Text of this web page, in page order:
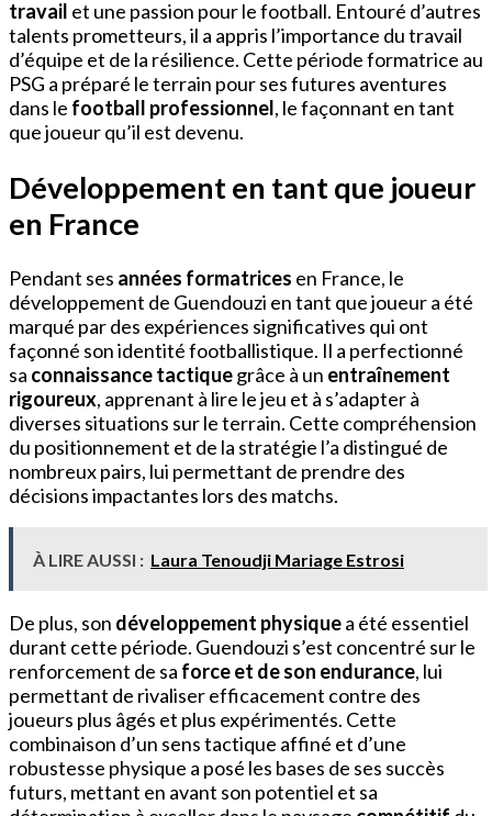
travail et une passion pour le football. Entouré d’autres
talents prometteurs, il a appris l’importance du travail
d’équipe et de la résilience. Cette période formatrice au
PSG a préparé le terrain pour ses futures aventures
dans le football professionnel, le façonnant en tant
que joueur qu’il est devenu.
Développement en tant que joueur
en France
Pendant ses années formatrices en France, le
développement de Guendouzi en tant que joueur a été
marqué par des expériences significatives qui ont
façonné son identité footballistique. Il a perfectionné
sa connaissance tactiquegrâce à un entraînement
rigoureux, apprenant à lire le jeu et à s’adapter à
diverses situations sur le terrain. Cette compréhension
du positionnement et de la stratégie l’a distingué de
nombreux pairs, lui permettant de prendre des
décisions impactantes lors des matchs.
À LIRE AUSSI : Laura Tenoudji Mariage Estrosi
De plus, son développement physiquea été essentiel
durant cette période. Guendouzi s’est concentré sur le
renforcement de sa force et de son endurance, lui
permettant de rivaliser efficacement contre des
joueurs plus âgés et plus expérimentés. Cette
combinaison d’un sens tactique affiné et d’une
robustesse physique a posé les bases de ses succès
futurs, mettant en avant son potentiel et sa